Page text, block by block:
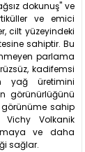
dokunuş" ve
ve emici
cilt yüzeyindeki
sahiptir. Bu
parlama
kadifemsi
yağ üretimini
görünürlüğünü
sahip
Vichy Volkanik
ve daha
sağlar.